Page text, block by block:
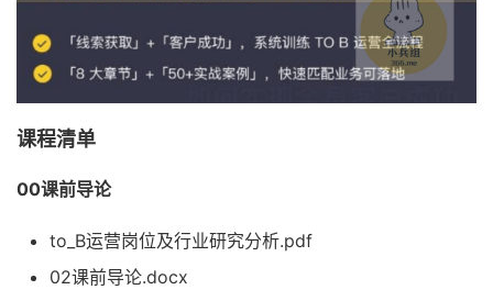
课程清单
00课前导论
to_B运营岗位及行业研究分析.pdf
02课前导论.docx